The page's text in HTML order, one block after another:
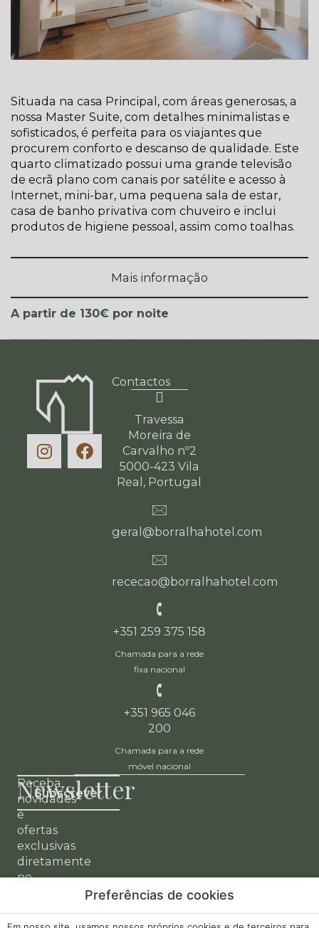
Situada na casa Principal, com áreas generosas, a
nossa Master Suite, com detalhes minimalistas e
sofisticados, é perfeita para os viajantes que
procurem conforto e descanso de qualidade. Este
quarto climatizado possui uma grande televisão
de ecrã plano com canais por satélite e acesso à
Internet, mini-bar, uma pequena sala de estar,
casa de banho privativa com chuveiro e inclui
produtos de higiene pessoal, assim como toalhas.
Mais informação
A partir de 130€ por noite
Contactos
Travessa
Moreira de
Carvalho nº2
5000-423 Vila
Real, Portugal
geral@borralhahotel.com
rececao@borralhahotel.com
+351 259 375 158
Chamada para a rede
fixa nacional
+351 965 046
200
Chamada para a rede
móvel nacional
Newsletter
Receba
novidades
e
ofertas
exclusivas
diretamente
no
Subscrever
A minha Desenvolvido
Preferências de cookies